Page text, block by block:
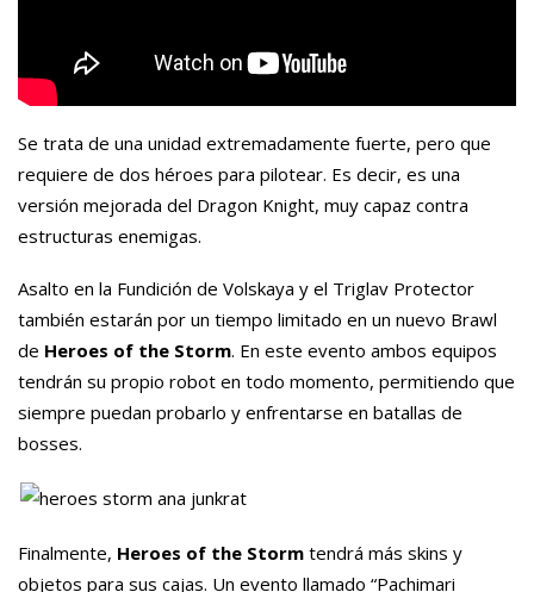
Se trata de una unidad extremadamente fuerte, pero que
requiere de dos héroes para pilotear. Es decir, es una
versión mejorada del Dragon Knight, muy capaz contra
estructuras enemigas.
Asalto en la Fundición de Volskaya y el Triglav Protector
también estarán por un tiempo limitado en un nuevo Brawl
de Heroes of the Storm. En este evento ambos equipos
tendrán su propio robot en todo momento, permitiendo que
siempre puedan probarlo y enfrentarse en batallas de
bosses.
Finalmente, Heroes of the Storm tendrá más skins y
objetos para sus cajas. Un evento llamado “Pachimari